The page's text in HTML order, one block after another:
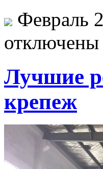
Февраль
отключены
Лучшие
крепеж